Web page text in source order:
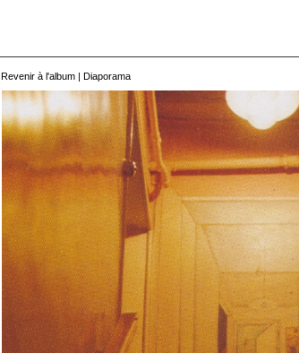
Revenir à l'album | Diaporama